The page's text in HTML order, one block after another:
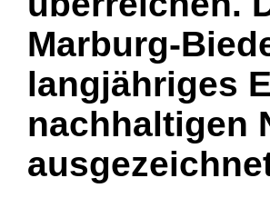
Marburg-
langjähriges
nachhaltigen